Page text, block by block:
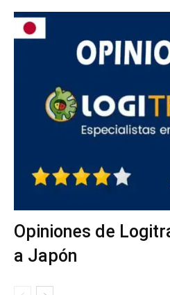
Opiniones de
a Japón